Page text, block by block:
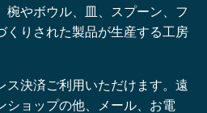
椀やボウル、皿、スプーン、フ
くりされた製品が生産する工房
ス決済ご利用いただけます。遠
ショップの他、メール、お電